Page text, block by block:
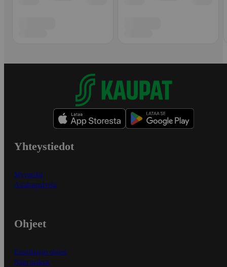
Yhteystiedot
Myymälät
Asiakaspalvelu
Ohjeet
Ensitilaajan ohjeet
Näin maksat